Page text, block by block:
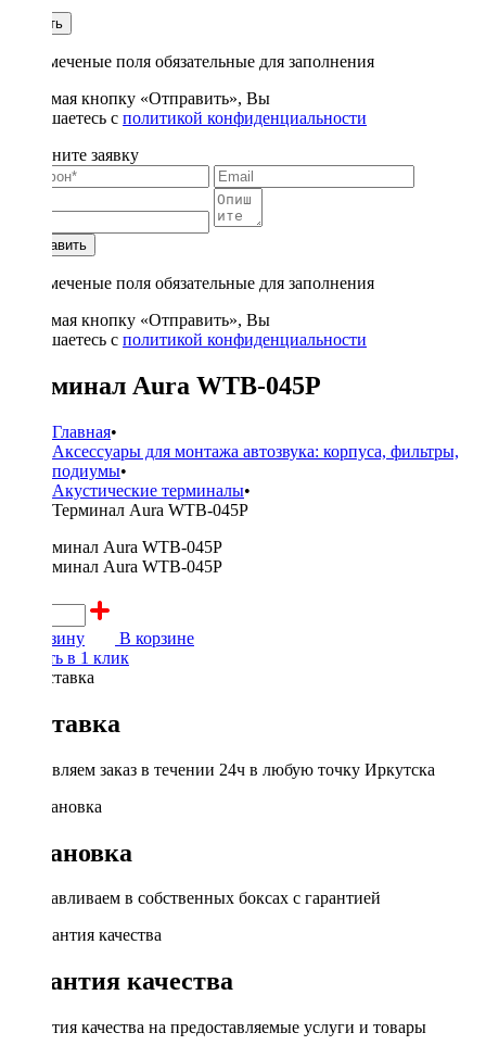
Купить
* - отмеченые поля обязательные для заполнения
Нажимая кнопку «Отправить», Вы
соглашаетесь с политикой конфиденциальности
Заполните заявку
Отправить
* - отмеченые поля обязательные для заполнения
Нажимая кнопку «Отправить», Вы
соглашаетесь с политикой конфиденциальности
Терминал Aura WTB-045P
Главная•
Аксессуары для монтажа автозвука: корпуса, фильтры,
подиумы•
Акустические терминалы•
Терминал Aura WTB-045P
В корзину
В корзине
Купить в 1 клик
Доставка
Доставляем заказ в течении 24ч в любую точку Иркутска
Установка
Устанавливаем в собственных боксах с гарантией
Гарантия качества
Гарантия качества на предоставляемые услуги и товары